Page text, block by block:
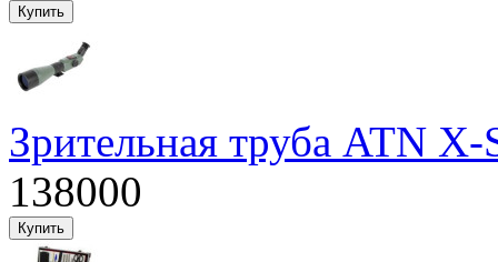
Зрительная труба ATN
138000